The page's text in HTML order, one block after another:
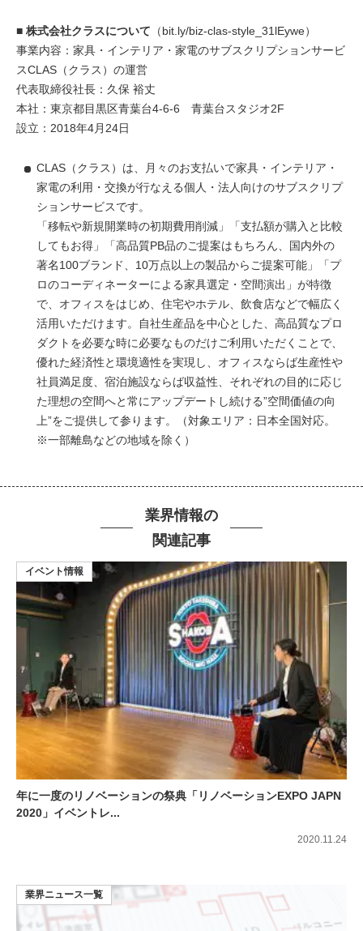
■ 株式会社クラスについて （bit.ly/biz-clas-style_31lEywe）
事業内容：家具・インテリア・家電のサブスクリプションサービ
スCLAS（クラス）の運営
代表取締役社長：久保 裕丈
本社：東京都目黒区青葉台4-6-6 青葉台スタジオ2F
設立：2018年4月24日
CLAS（クラス）は、月々のお支払いで家具・インテリア・
家電の利用・交換が行なえる個人・法人向けのサブスクリプ
ションサービスです。
「移転や新規開業時の初期費用削減」「支払額が購入と比較
してもお得」「高品質PB品のご提案はもちろん、国内外の
著名100ブランド、10万点以上の製品からご提案可能」「プ
ロのコーディネーターによる家具選定・空間演出」が特徴
で、オフィスをはじめ、住宅やホテル、飲食店などで幅広く
活用いただけます。自社生産品を中心とした、高品質なプロ
ダクトを必要な時に必要なものだけご利用いただくことで、
優れた経済性と環境適性を実現し、オフィスならば生産性や
社員満足度、宿泊施設ならば収益性、それぞれの目的に応じ
た理想の空間へと常にアップデートし続ける”空間価値の向
上”をご提供して参ります。（対象エリア：日本全国対応。
※一部離島などの地域を除く）
業界情報の
関連記事
年に一度のリノベーションの祭典「リノベーションEXPO JAPN
2020」イベントレ...
イベント情報
2020.11.24
業界ニュース一覧